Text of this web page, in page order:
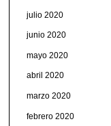
julio 2020
junio 2020
mayo 2020
abril 2020
marzo 2020
febrero 2020